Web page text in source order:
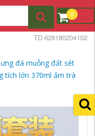
0
đá muỗng đất sét
tích lớn 370ml ấm trà
TD-628180204102